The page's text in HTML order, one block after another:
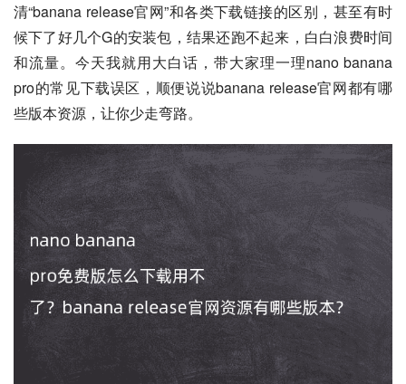
清“banana release官网”和各类下载链接的区别，甚至有时
候下了好几个G的安装包，结果还跑不起来，白白浪费时间
和流量。今天我就用大白话，带大家理一理nano banana
pro的常见下载误区，顺便说说banana release官网都有哪
些版本资源，让你少走弯路。